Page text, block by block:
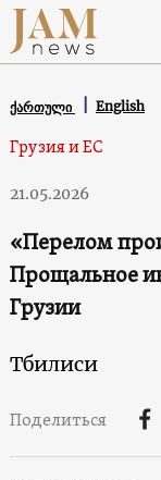
ქართული English
Грузия и ЕС
21.05.2026
«Перелом
Прощальное
Грузии
Тбилиси
Поделиться